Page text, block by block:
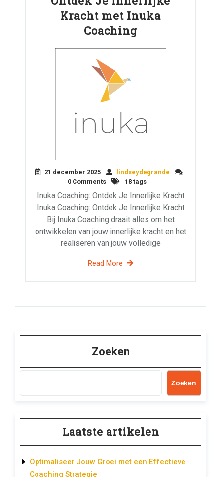
Kracht met Inuka
Coaching
21 december 2025
lindseydegrande
0 Comments
18 tags
Inuka Coaching: Ontdek Je Innerlijke Kracht
Inuka Coaching: Ontdek Je Innerlijke Kracht
Bij Inuka Coaching draait alles om het
ontwikkelen van jouw innerlijke kracht en het
realiseren van jouw volledige
Read More
Zoeken
Zoeken
Laatste artikelen
Optimaliseer Jouw Groei met een Effectieve
Coaching Strategie